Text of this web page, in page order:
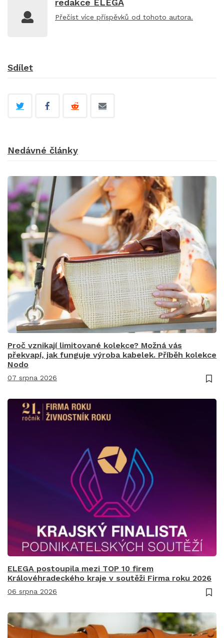
Přečíst více příspěvků od tohoto autora.
Sdílet
Nedávné články
Proč vznikají limitované kolekce? Možná vás
překvapí, jak funguje výroba kabelek. Příběh kolekce
Nodo
07 srpna 2026
ELEGA postoupila mezi TOP 10 firem
Královéhradeckého kraje v soutěži Firma roku 2026
06 srpna 2026